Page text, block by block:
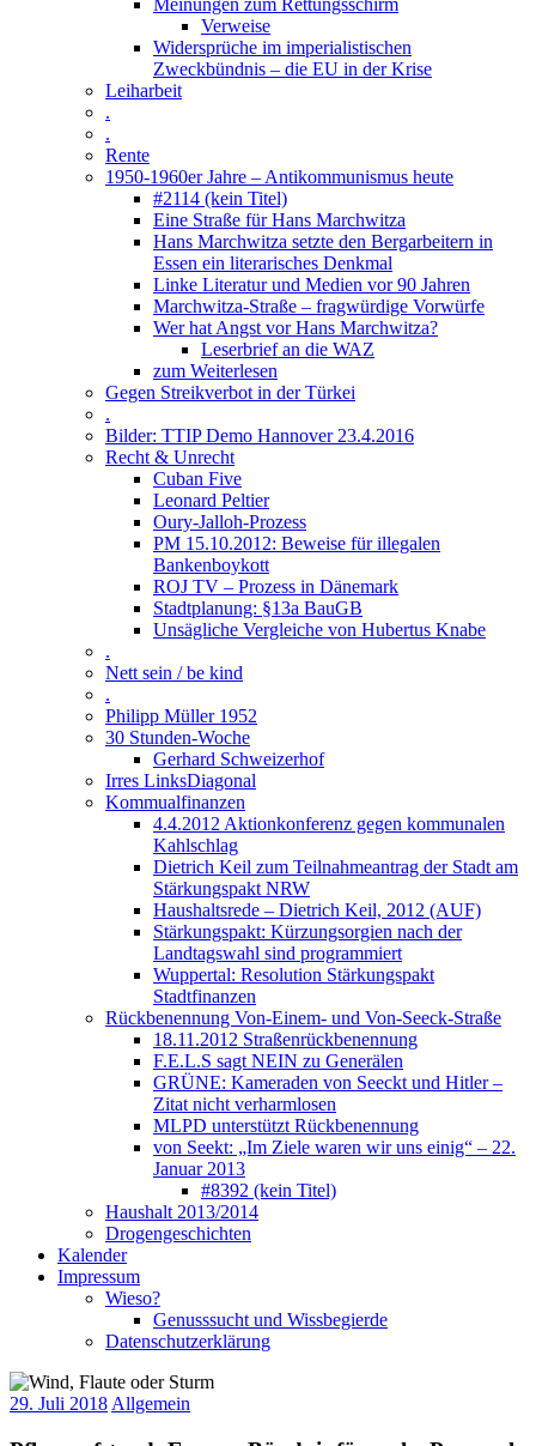
Meinungen zum Rettungsschirm
Verweise
Widersprüche im imperialistischen
Zweckbündnis – die EU in der Krise
Leiharbeit
.
.
Rente
1950-1960er Jahre – Antikommunismus heute
#2114 (kein Titel)
Eine Straße für Hans Marchwitza
Hans Marchwitza setzte den Bergarbeitern in
Essen ein literarisches Denkmal
Linke Literatur und Medien vor 90 Jahren
Marchwitza-Straße – fragwürdige Vorwürfe
Wer hat Angst vor Hans Marchwitza?
Leserbrief an die WAZ
zum Weiterlesen
Gegen Streikverbot in der Türkei
.
Bilder: TTIP Demo Hannover 23.4.2016
Recht & Unrecht
Cuban Five
Leonard Peltier
Oury-Jalloh-Prozess
PM 15.10.2012: Beweise für illegalen
Bankenboykott
ROJ TV – Prozess in Dänemark
Stadtplanung: §13a BauGB
Unsägliche Vergleiche von Hubertus Knabe
.
Nett sein / be kind
.
Philipp Müller 1952
30 Stunden-Woche
Gerhard Schweizerhof
Irres LinksDiagonal
Kommualfinanzen
4.4.2012 Aktionkonferenz gegen kommunalen
Kahlschlag
Dietrich Keil zum Teilnahmeantrag der Stadt am
Stärkungspakt NRW
Haushaltsrede – Dietrich Keil, 2012 (AUF)
Stärkungspakt: Kürzungsorgien nach der
Landtagswahl sind programmiert
Wuppertal: Resolution Stärkungspakt
Stadtfinanzen
Rückbenennung Von-Einem- und Von-Seeck-Straße
18.11.2012 Straßenrückbenennung
F.E.L.S sagt NEIN zu Generälen
GRÜNE: Kameraden von Seeckt und Hitler –
Zitat nicht verharmlosen
MLPD unterstützt Rückbenennung
von Seekt: „Im Ziele waren wir uns einig“ – 22.
Januar 2013
#8392 (kein Titel)
Haushalt 2013/2014
Drogengeschichten
Kalender
Impressum
Wieso?
Genusssucht und Wissbegierde
Datenschutzerklärung
29. Juli 2018 Allgemein